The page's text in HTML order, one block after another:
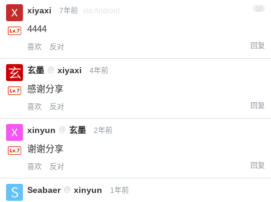
xiyaxi 7年前 via Android
4444
喜欢 反对 回复
玄墨 @ xiyaxi 4年前
感谢分享
喜欢 反对 回复
xinyun @ 玄墨 2年前
谢谢分享
喜欢 反对 回复
Seabaer @ xinyun 1年前